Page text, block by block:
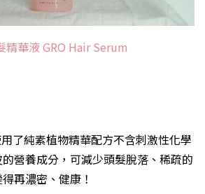
精華液 GRO Hair Serum
了純素植物精華配方不含刺激性化學
營養成分，可減少頭髮脫落、稀疏的
再濃密、健康！